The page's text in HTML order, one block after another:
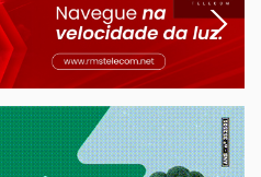
Next